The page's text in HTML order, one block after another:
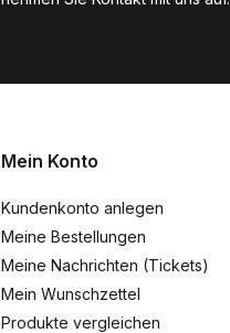
Mein Konto
Kundenkonto anlegen
Meine Bestellungen
Meine Nachrichten (Tickets)
Mein Wunschzettel
Produkte vergleichen